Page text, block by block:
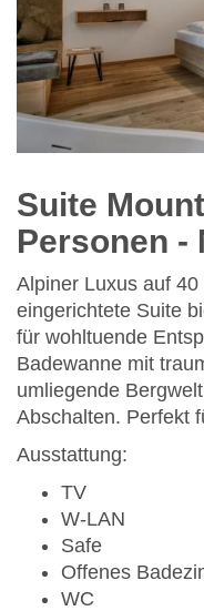
Suite
Personen -
Alpiner Luxus auf 40
eingerichtete Suite
für wohltuende
Badewanne mit
umliegende
Abschalten. Perfekt
Ausstattung:
TV
W-LAN
Safe
Offenes
WC